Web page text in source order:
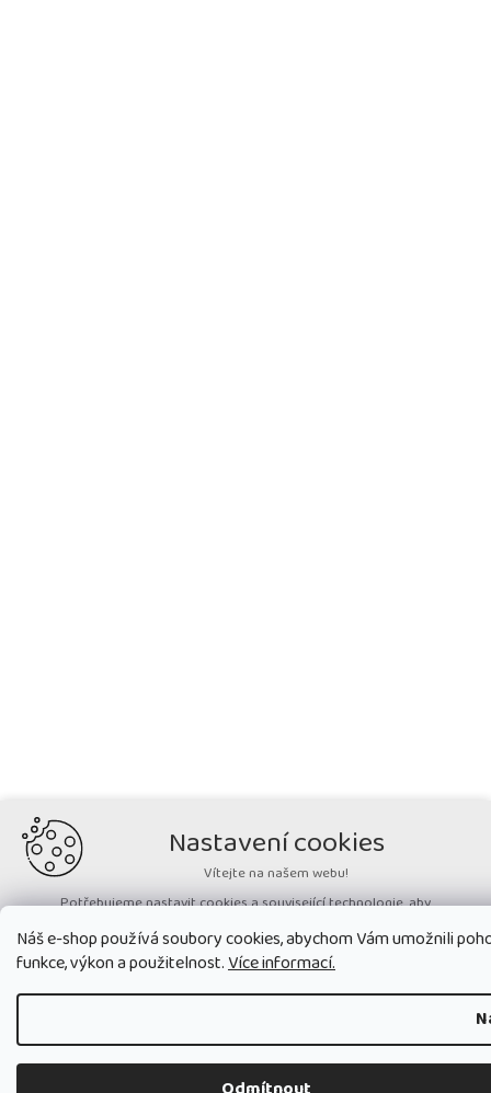
Náš e-shop používá soubory cookies, abychom Vám umožnili
funkce, výkon a použitelnost.Více informací.
Nastavení cookies
Vítejte na našem webu!
Potřebujeme nastavit cookies a související technologie, aby
přesně to, co potřebujete. Soubory cookies používané na našem webu
nikdy neslouží ke zjišťování totožnosti uživatelů stránek
Nastavit